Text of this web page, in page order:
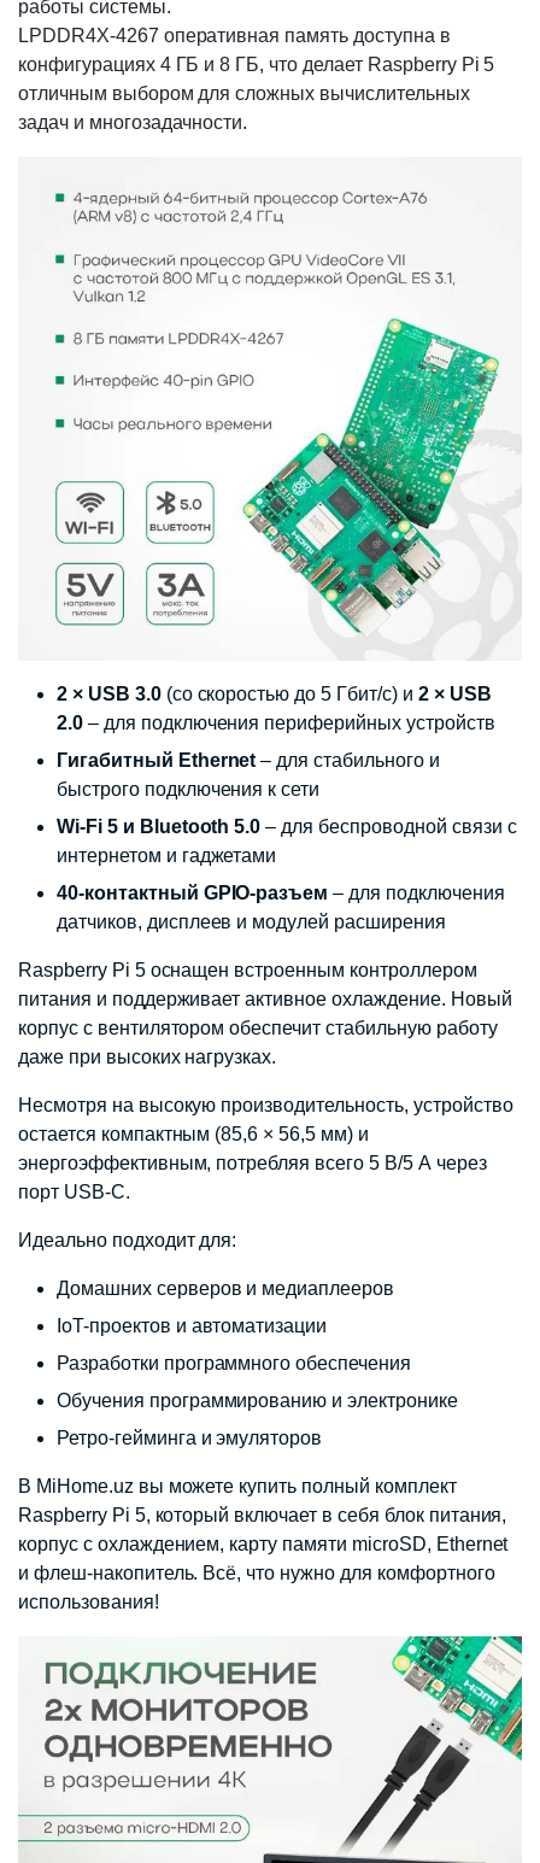
работы системы.
LPDDR4X-4267 оперативная память доступна в
конфигурациях 4 ГБ и 8 ГБ, что делает Raspberry Pi 5
отличным выбором для сложных вычислительных
задач и многозадачности.
2 × USB 3.0(со скоростью до 5 Гбит/с) и 2 × USB
2.0– для подключения периферийных устройств
Гигабитный Ethernet – для стабильного и
быстрого подключения к сети
Wi-Fi 5 и Bluetooth 5.0 – для беспроводной связи с
интернетом и гаджетами
40-контактный GPIO-разъем – для подключения
датчиков, дисплеев и модулей расширения
Raspberry Pi 5 оснащен встроенным контроллером
питания и поддерживает активное охлаждение. Новый
корпус с вентилятором обеспечит стабильную работу
даже при высоких нагрузках.
Несмотря на высокую производительность, устройство
остается компактным (85,6 × 56,5 мм) и
энергоэффективным, потребляя всего 5 В/5 А через
порт USB-C.
Идеально подходит для:
Домашних серверов и медиаплееров
IoT-проектов и автоматизации
Разработки программного обеспечения
Обучения программированию и электронике
Ретро-гейминга и эмуляторов
В MiHome.uz вы можете купить полный комплект
Raspberry Pi 5, который включает в себя блок питания,
корпус с охлаждением, карту памяти microSD, Ethernet
и флеш-накопитель. Всё, что нужно для комфортного
использования!